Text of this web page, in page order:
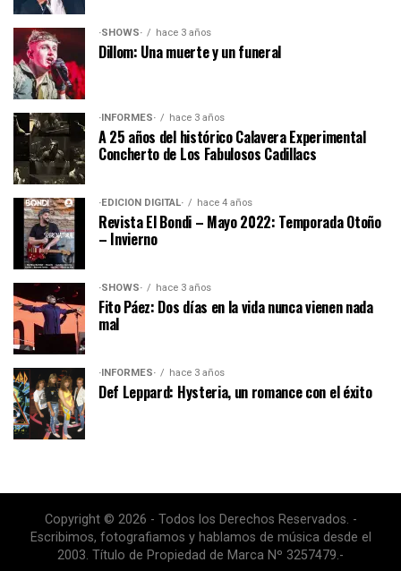
·SHOWS· hace 3 años
Dillom: Una muerte y un funeral
·INFORMES· hace 3 años
A 25 años del histórico Calavera Experimental
Concherto de Los Fabulosos Cadillacs
·EDICIÓN DIGITAL· hace 4 años
Revista El Bondi – Mayo 2022: Temporada Otoño
– Invierno
·SHOWS· hace 3 años
Fito Páez: Dos días en la vida nunca vienen nada
mal
·INFORMES· hace 3 años
Def Leppard: Hysteria, un romance con el éxito
Copyright © 2026 - Todos los Derechos Reservados. -
Escribimos, fotografiamos y hablamos de música desde el
2003. Título de Propiedad de Marca Nº 3257479.-